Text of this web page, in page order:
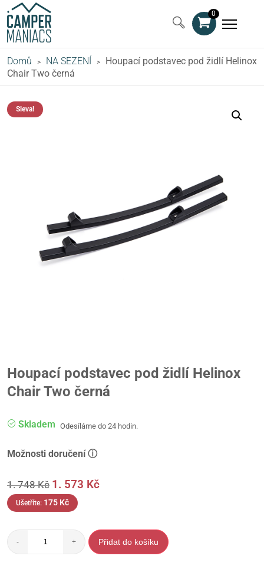
0
Domů > NA SEZENÍ >
Houpací podstavec pod židlí Helinox
Chair Two černá
Sleva!
Houpací podstavec pod židlí Helinox
Chair Two černá
Skladem Odesíláme do 24 hodin.
Možnosti doručení ⓘ
1. 748Kč 1. 573 Kč
Ušetříte: 175 Kč
- + Přidat do košíku